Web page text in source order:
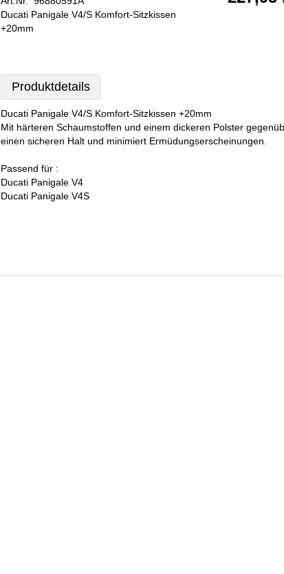
Ducati Panigale V4/S Komfort-Sitzkissen
+20mm
Produktdetails
Ducati Panigale V4/S Komfort-Sitzkissen +20mm
Mit härteren Schaumstoffen und einem dickeren Polster
einen sicheren Halt und minimiert Ermüdungserscheinungen.
Passend für :
Ducati Panigale V4
Ducati Panigale V4S